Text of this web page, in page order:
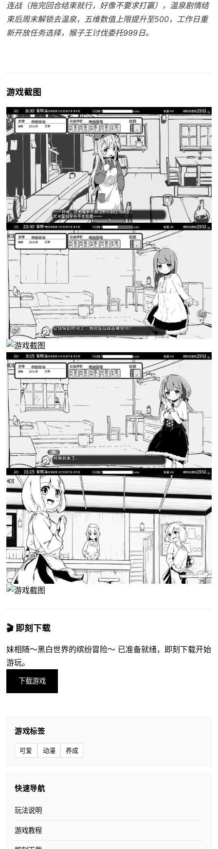
连战（拖完回合结束就行，好像不要求打赢），温泉剧情结
束后周末解锁去温泉，五维数值上限提升至500，工作日重
新开放任务选择，猴子王讨伐委托999日。
游戏截图
🎬 即刻下载
妹相随～黑白世界的缤纷冒险～ 已准备就绪，即刻下载开始
游玩。
下载游戏
游戏标签
可爱 动漫 养成
快速导航
玩法说明
游戏教程